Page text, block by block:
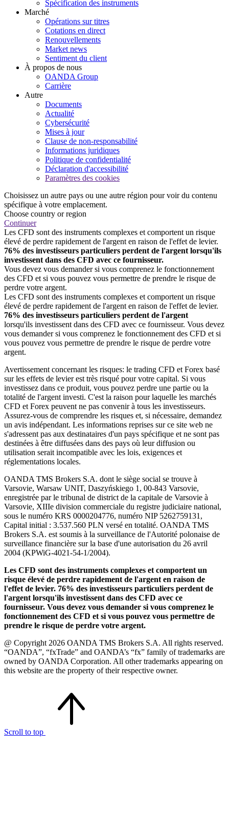
Spécification des instruments
Marché
Opérations sur titres
Cotations en direct
Renouvellements
Market news
Sentiment du client
À propos de nous
OANDA Group
Carrière
Autre
Documents
Actualité
Cybersécurité
Mises à jour
Clause de non-responsabilité
Informations juridiques
Politique de confidentialité
Déclaration d'accessibilité
Paramètres des cookies
Choisissez un autre pays ou une autre région pour voir du contenu
spécifique à votre emplacement.
Choose country or region
Continuer
Les CFD sont des instruments complexes et comportent un risque
élevé de perdre rapidement de l'argent en raison de l'effet de levier.
76% des investisseurs particuliers perdent de l'argent lorsqu'ils
investissent dans des CFD avec ce fournisseur.
Vous devez vous demander si vous comprenez le fonctionnement
des CFD et si vous pouvez vous permettre de prendre le risque de
perdre votre argent.
Les CFD sont des instruments complexes et comportent un risque
élevé de perdre rapidement de l'argent en raison de l'effet de levier.
76% des investisseurs particuliers perdent de l'argent
lorsqu'ils investissent dans des CFD avec ce fournisseur. Vous devez
vous demander si vous comprenez le fonctionnement des CFD et si
vous pouvez vous permettre de prendre le risque de perdre votre
argent.
Avertissement concernant les risques: le trading CFD et Forex basé
sur les effets de levier est très risqué pour votre capital. Si vous
investissez dans ce produit, vous pouvez perdre une partie ou la
totalité de l'argent investi. C'est la raison pour laquelle les marchés
CFD et Forex peuvent ne pas convenir à tous les investisseurs.
Assurez-vous de comprendre les risques et, si nécessaire, demandez
un avis indépendant. Les informations reprises sur ce site web ne
s'adressent pas aux destinataires d'un pays spécifique et ne sont pas
destinées à être diffusées dans des pays où leur diffusion ou
utilisation serait incompatible avec les lois, exigences et
réglementations locales.
OANDA TMS Brokers S.A. dont le siège social se trouve à
Varsovie, Warsaw UNIT, Daszyńskiego 1, 00-843 Varsovie,
enregistrée par le tribunal de district de la capitale de Varsovie à
Varsovie, XIIIe division commerciale du registre judiciaire national,
sous le numéro KRS 0000204776, numéro NIP 5262759131,
Capital initial : 3.537.560 PLN versé en totalité. OANDA TMS
Brokers S.A. est soumis à la surveillance de l'Autorité polonaise de
surveillance financière sur la base d'une autorisation du 26 avril
2004 (KPWiG-4021-54-1/2004).
Les CFD sont des instruments complexes et comportent un
risque élevé de perdre rapidement de l'argent en raison de
l'effet de levier. 76% des investisseurs particuliers perdent de
l'argent lorsqu'ils investissent dans des CFD avec ce
fournisseur. Vous devez vous demander si vous comprenez le
fonctionnement des CFD et si vous pouvez vous permettre de
prendre le risque de perdre votre argent.
@ Copyright 2026 OANDA TMS Brokers S.A. All rights reserved.
“OANDA”, “fxTrade” and OANDA’s “fx” family of trademarks are
owned by OANDA Corporation. All other trademarks appearing on
this website are the property of their respective owner.
Scroll to top